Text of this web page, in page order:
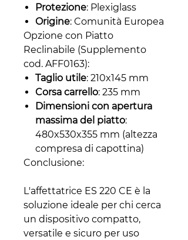
Protezione: Plexiglass
Origine: Comunità Europea
Opzione con Piatto
Reclinabile (Supplemento
cod. AFF0163):
Taglio utile: 210x145 mm
Corsa carrello: 235 mm
Dimensioni con apertura
massima del piatto:
480x530x355 mm (altezza
compresa di capottina)
Conclusione:
L'affettatrice ES 220 CE è la
soluzione ideale per chi cerca
un dispositivo compatto,
versatile e sicuro per uso